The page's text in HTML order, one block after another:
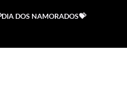
DOS NAMORADOS💝